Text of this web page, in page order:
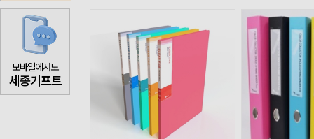
모바일에서도
세종기프트